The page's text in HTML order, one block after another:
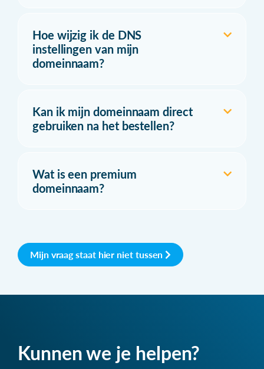
Hoe wijzig ik de DNS
instellingen van mijn
domeinnaam?
Kan ik mijn domeinnaam direct
gebruiken na het bestellen?
Wat is een premium
domeinnaam?
Mijn vraag staat hier niet tussen
Kunnen we je helpen?